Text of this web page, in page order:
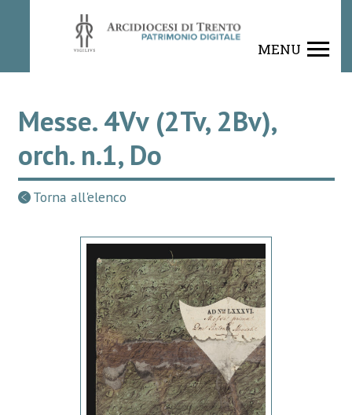
MENU
Messe. 4Vv (2Tv, 2Bv),
orch. n.1, Do
Torna all'elenco